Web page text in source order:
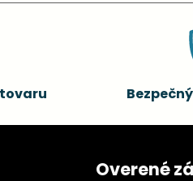
Overené